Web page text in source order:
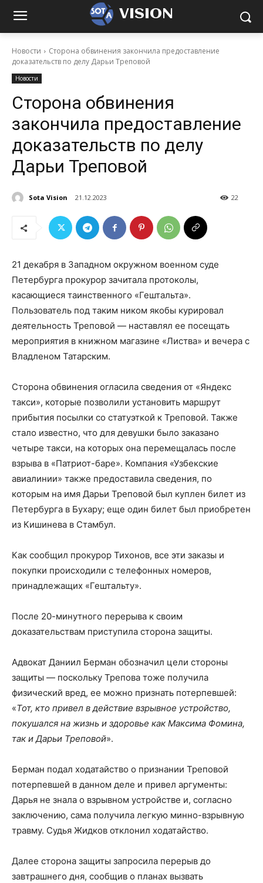
VISION
Новости
Сторона обвинения закончила предоставление
доказательств по делу Дарьи Треповой
Новости
Сторона обвинения
закончила предоставление
доказательств по делу
Дарьи Треповой
Sota Vision 21.12.2023 22
21 декабря в Западном окружном военном суде
Петербурга прокурор зачитала протоколы,
касающиеся таинственного «Гештальта».
Пользователь под таким ником якобы курировал
деятельность Треповой — наставлял ее посещать
мероприятия в книжном магазине «Листва» и вечера с
Владленом Татарским.
Сторона обвинения огласила сведения от «Яндекс
такси», которые позволили установить маршрут
прибытия посылки со статуэткой к Треповой. Также
стало известно, что для девушки было заказано
четыре такси, на которых она перемещалась после
взрыва в «Патриот-баре». Компания «Узбекские
авиалинии» также предоставила сведения, по
которым на имя Дарьи Треповой был куплен билет из
Петербурга в Бухару; еще один билет был приобретен
из Кишинева в Стамбул.
Как сообщил прокурор Тихонов, все эти заказы и
покупки происходили с телефонных номеров,
принадлежащих «Гештальту».
После 20-минутного перерыва к своим
доказательствам приступила сторона защиты.
Адвокат Даниил Берман обозначил цели стороны
защиты — поскольку Трепова тоже получила
физический вред, ее можно признать потерпевшей:
«Тот, кто привел в действие взрывное устройство,
покушался на жизнь и здоровье как Максима Фомина,
так и Дарьи Треповой».
Берман подал ходатайство о признании Треповой
потерпевшей в данном деле и привел аргументы:
Дарья не знала о взрывном устройстве и, согласно
заключению, сама получила легкую минно-взрывную
травму. Судья Жидков отклонил ходатайство.
Далее сторона защиты запросила перерыв до
завтрашнего дня, сообщив о планах вызвать